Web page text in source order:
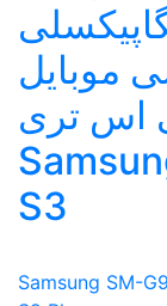
دوربین 1.9 مگاپیکسلی
موبایل
اس تری
S3